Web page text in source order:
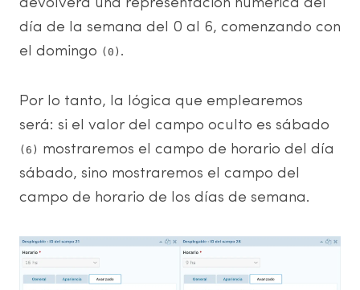
devolverá una representación numérica del
día de la semana del 0 al 6, comenzando con
el domingo (0) .
Por lo tanto, la lógica que emplearemos
será: si el valor del campo oculto es sábado
(6) mostraremos el campo de horario del día
sábado, sino mostraremos el campo del
campo de horario de los días de semana.